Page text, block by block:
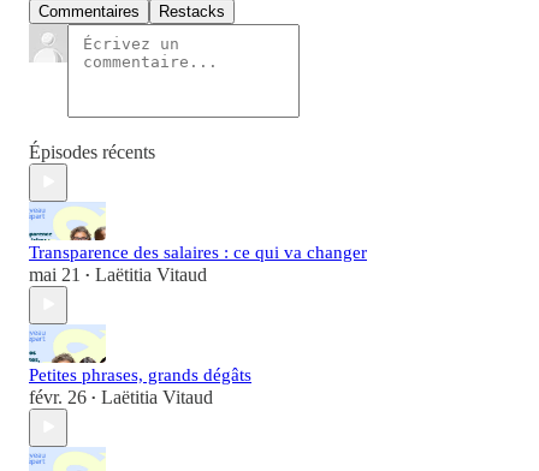
Commentaires Restacks
Épisodes récents
Transparence des salaires : ce qui va changer
mai 21 • Laëtitia Vitaud
Petites phrases, grands dégâts
févr. 26 • Laëtitia Vitaud